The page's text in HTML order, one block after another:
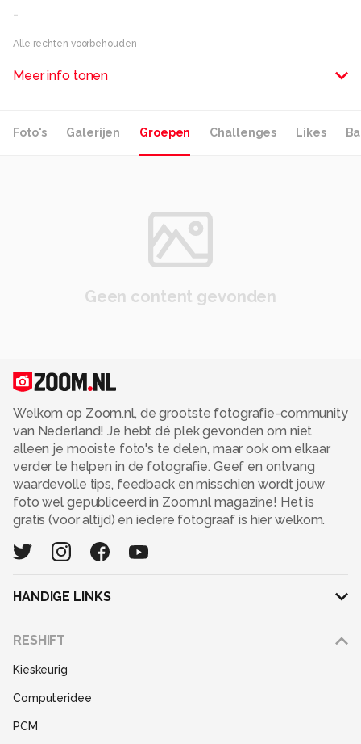
-
Alle rechten voorbehouden
Meer info tonen
Foto's Galerijen Groepen Challenges Likes
Geen content gevonden
Welkom op Zoom.nl, de grootste fotografie-community
van Nederland! Je hebt dé plek gevonden om niet
alleen je mooiste foto's te delen, maar ook om elkaar
verder te helpen in de fotografie. Geef en ontvang
waardevolle tips, feedback en misschien wordt jouw
foto wel gepubliceerd in Zoom.nl magazine! Het is
gratis (voor altijd) en iedere fotograaf is hier welkom.
HANDIGE LINKS
RESHIFT
Kieskeurig
Computeridee
PCM